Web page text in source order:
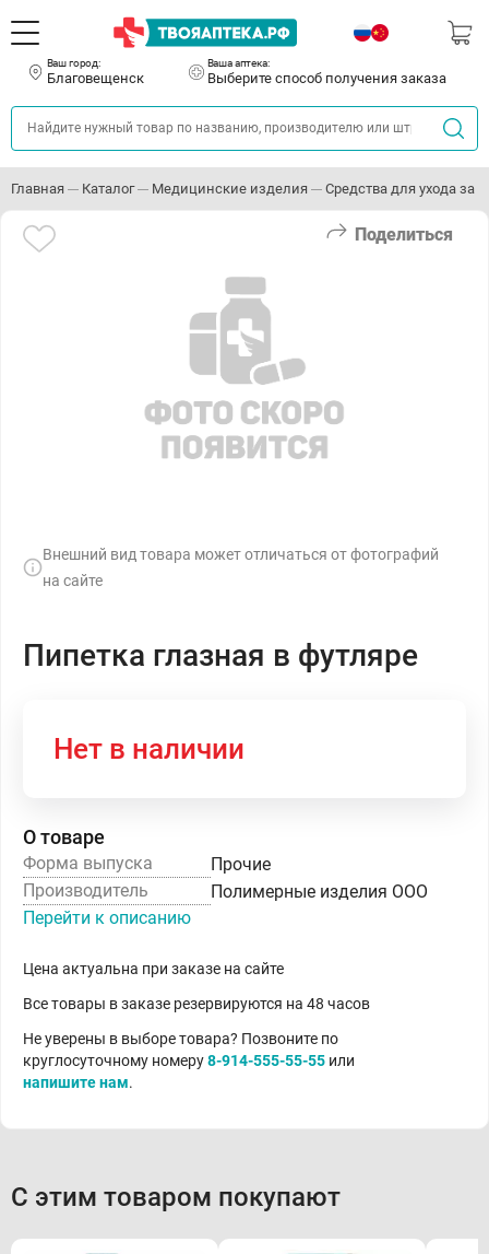
Ваш город:
Благовещенск
Ваша аптека:
Выберите способ получения заказа
Главная Каталог Медицинские изделия Средства для ухода за
Поделиться
Внешний вид товара может отличаться от фотографий
на сайте
Пипетка глазная в футляре
Нет в наличии
О товаре
Форма выпуска
Прочие
Производитель
Полимерные изделия ООО
Перейти к описанию
Цена актуальна при заказе на сайте
Все товары в заказе резервируются на 48 часов
Не уверены в выборе товара? Позвоните по
круглосуточному номеру8-914-555-55-55 или
напишите нам.
С этим товаром покупают